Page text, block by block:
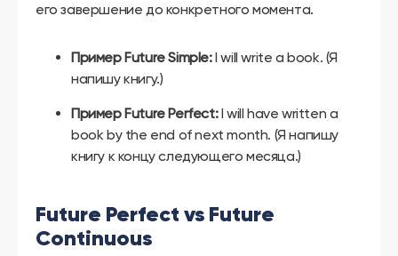
его завершение до конкретного момента.
Пример Future Simple:I will write a book. (Я
напишу книгу.)
Пример Future Perfect:I will have written a
book by the end of next month. (Я напишу
книгу к концу следующего месяца.)
Future Perfect vs Future
Continuous